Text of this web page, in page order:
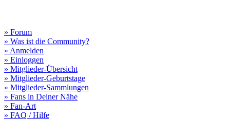
» Forum
» Was ist die Community?
» Anmelden
» Einloggen
» Mitglieder-Übersicht
» Mitglieder-Geburtstage
» Mitglieder-Sammlungen
» Fans in Deiner Nähe
» Fan-Art
» FAQ / Hilfe